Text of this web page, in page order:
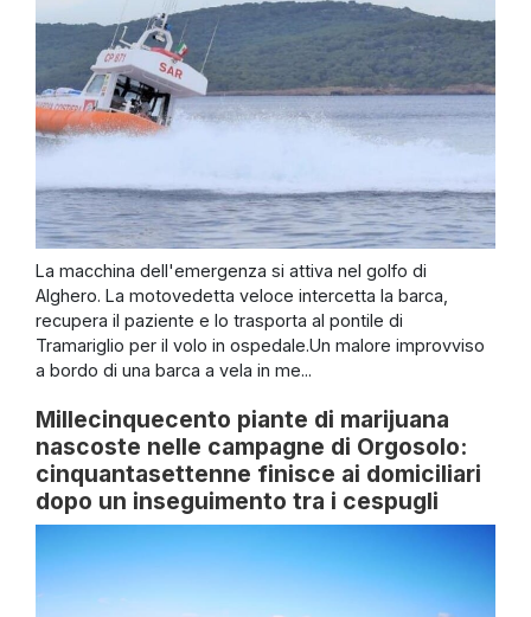
La macchina dell'emergenza si attiva nel golfo di
Alghero. La motovedetta veloce intercetta la barca,
recupera il paziente e lo trasporta al pontile di
Tramariglio per il volo in ospedale.Un malore improvviso
a bordo di una barca a vela in me...
Millecinquecento piante di marijuana
nascoste nelle campagne di Orgosolo:
cinquantasettenne finisce ai domiciliari
dopo un inseguimento tra i cespugli